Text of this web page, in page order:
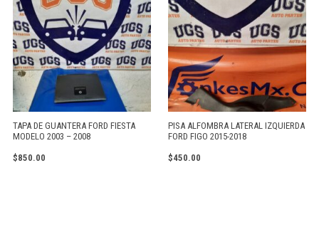
TAPA DE GUANTERA FORD FIESTA
MODELO 2003 – 2008
$850.00
PISA ALFOMBRA LATERAL IZQUIERDA
FORD FIGO 2015-2018
$450.00